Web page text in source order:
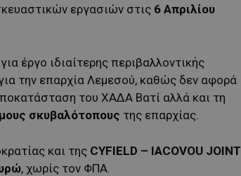
εργασιών στις 6 Απριλίου
έργο ιδιαίτερης περιβαλλοντικής
την επαρχία Λεμεσού, καθώς δεν αφορά
του ΧΑΔΑ Βατί αλλά και τη
σκυβαλότοπους της επαρχίας.
και της CYFIELD – IACOVOU JOINT
, χωρίς τον ΦΠΑ.